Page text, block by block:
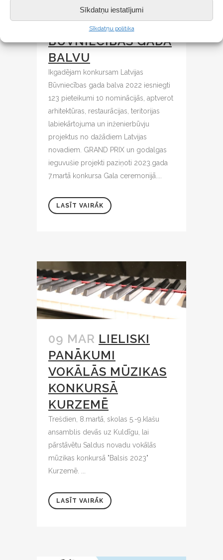
Sīkdatņu iestatījumi
Sīkdatņu politika
JAUNĀ ĒKA
SAŅĒMUSI LATVIJAS
BŪVNIECĪBAS GADA
BALVU
Ikgadējam konkursam Latvijas
Būvniecības gada balva 2022 iesniegti
123 pieteikumi 10 nominācijās, aptverot
arhitektūras, restaurācijas, teritorijas
labiekārtojuma un inženierbūvju
projektus no dažādiem Latvijas
novadiem. GRAND PRIX un godalgas
ieguvušie projekti paziņoti 2023.gada
7.martā konkursa Gala ceremonijā....
LASĪT VAIRĀK
09 MAR LIELISKI
PANĀKUMI
VOKĀLĀS MŪZIKAS
KONKURSĀ
KURZEMĒ
Trešdien, 8.martā, skolas 5.-9.klašu
ansamblis devās uz Kuldīgu, lai
pārstāvētu Saldus novadu vokālās
mūzikas konkursā "Balsis 2023"
Kurzemē. ...
LASĪT VAIRĀK